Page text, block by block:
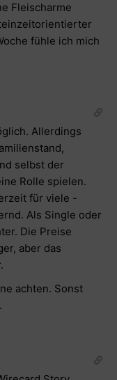
Fleischarme
fühle ich mich
Allerdings
selbst der
Rolle spielen.
für viele -
Als Single oder
Die Preise
aber das
achten. Sonst